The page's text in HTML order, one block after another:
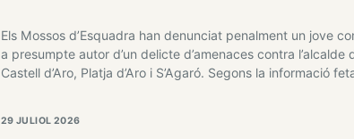
Els Mossos d’Esquadra han denunciat penalment un jove
a presumpte autor d’un delicte d’amenaces contra l’alcalde
Castell d’Aro, Platja d’Aro i S’Agaró. Segons la informació
per identificar-ne l’autor. La investigació ha permès localitzar
29 JULIOL 2026